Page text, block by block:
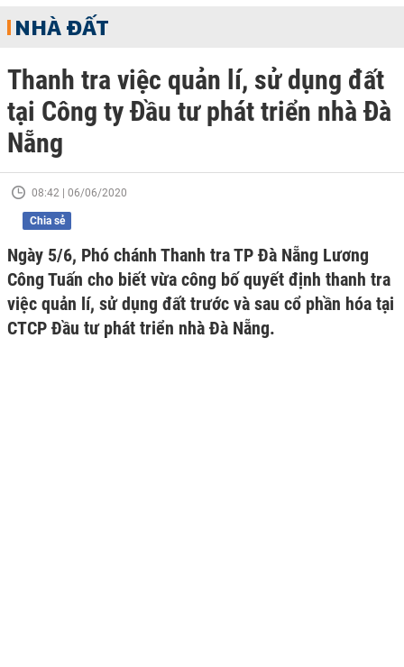
NHÀ ĐẤT
Thanh tra việc quản lí, sử dụng đất
tại Công ty Đầu tư phát triển nhà Đà
Nẵng
08:42 | 06/06/2020
Chia sẻ
Ngày 5/6, Phó chánh Thanh tra TP Đà Nẵng Lương
Công Tuấn cho biết vừa công bố quyết định thanh tra
việc quản lí, sử dụng đất trước và sau cổ phần hóa tại
CTCP Đầu tư phát triển nhà Đà Nẵng.